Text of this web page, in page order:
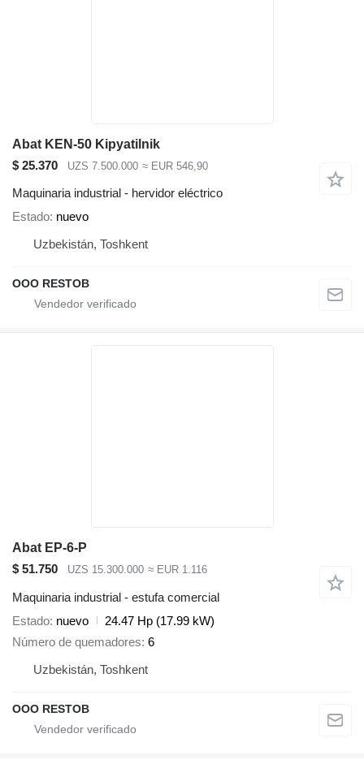
Abat KEN-50 Kipyatilnik
$ 25.370
UZS 7.500.000 ≈ EUR 546,90
Maquinaria industrial - hervidor eléctrico
Estado nuevo
Uzbekistán, Toshkent
OOO RESTOB
Abat EP-6-P
$ 51.750
UZS 15.300.000 ≈ EUR 1.116
Maquinaria industrial - estufa comercial
Estado nuevo
24.47 Hp (17.99 kW)
Número de quemadores 6
Uzbekistán, Toshkent
OOO RESTOB